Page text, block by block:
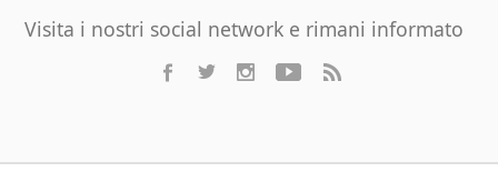
Visita i nostri social network e rimani informato